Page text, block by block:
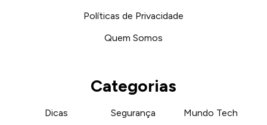
Step-by-Step Crochet
Políticas de Privacidade
Quem Somos
Categorias
Dicas Segurança Mundo Tech